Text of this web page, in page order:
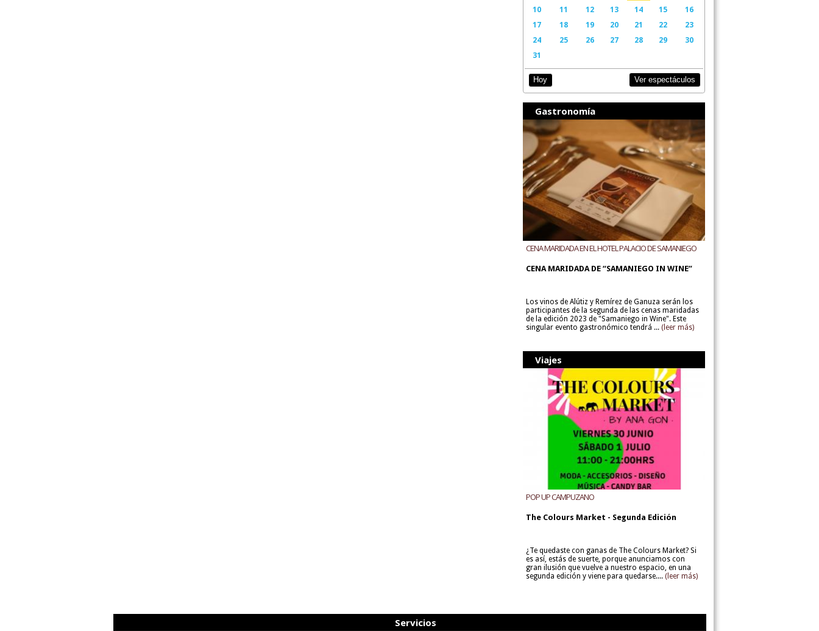
10
11 12 13 14 15
16
17
18 19 20 21 22
23
24
25 26 27 28 29
30
31
Hoy Ver espectáculos
Gastronomía
CENA MARIDADA EN EL HOTEL PALACIO DE SAMANIEGO
CENA MARIDADA DE “SAMANIEGO IN WINE”
Los vinos de Alútiz y Remírez de Ganuza serán los
participantes de la segunda de las cenas maridadas
de la edición 2023 de "Samaniego in Wine". Este
singular evento gastronómico tendrá ... (leer más)
Viajes
POP UP CAMPUZANO
The Colours Market - Segunda Edición
¿Te quedaste con ganas de The Colours Market? Si
es así, estás de suerte, porque anunciamos con
gran ilusión que vuelve a nuestro espacio, en una
segunda edición y viene para quedarse.... (leer más)
Servicios